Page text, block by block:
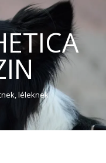
léleknek